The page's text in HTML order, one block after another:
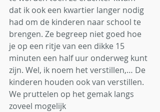
dat ik ook een kwartier langer nodig
had om de kinderen naar school te
brengen. Ze begreep niet goed hoe
je op een ritje van een dikke 15
minuten een half uur onderweg kunt
zijn. Wel, ik noem het verstillen,… De
kinderen houden ook van verstillen.
We pruttelen op het gemak langs
zoveel mogelijk